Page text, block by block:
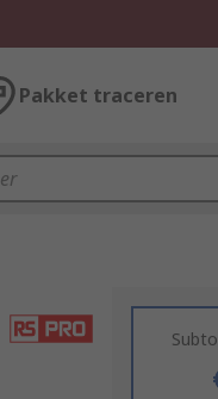
Pakket traceren